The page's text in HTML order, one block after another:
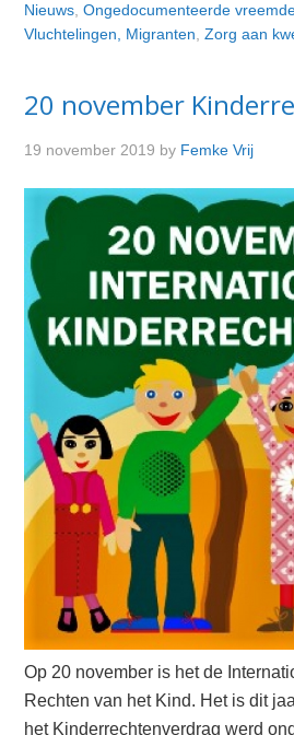
Nieuws ,Ongedocumenteerde
Vluchtelingen, Migranten ,Zorg aan
20 november
19 november 2019 by Femke Vrij
Op 20 november is het de
Rechten van het Kind. Het is dit
het Kinderrechtenverdrag werd